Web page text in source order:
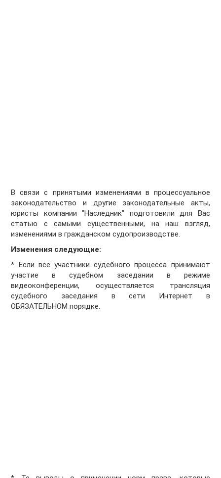
В связи с принятыми изменениями в процессуальное
законодательство и другие законодательные акты,
юристы компании "Наследник" подготовили для Вас
статью с самыми существенными, на наш взгляд,
изменениями в гражданском судопроизводстве.
Изменения следующие:
* Если все участники судебного процесса принимают
участие в судебном заседании в режиме
видеоконференции, осуществляется трансляция
судебного заседания в сети Интернет в
ОБЯЗАТЕЛЬНОМ порядке.